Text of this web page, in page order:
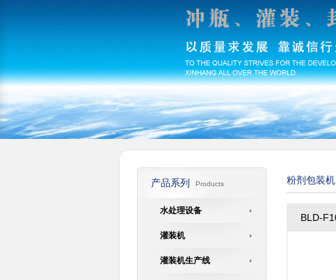
产品系列 Products
水处理设备
灌装机
灌装机生产线
粉剂包装机
BLD-